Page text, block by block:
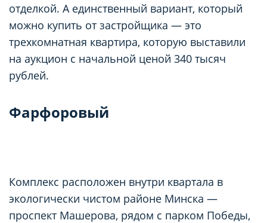
отделкой. А единственный вариант, который
можно купить от застройщика — это
трехкомнатная квартира, которую выставили
на аукцион с начальной ценой 340 тысяч
рублей.
Фарфоровый
Комплекс расположен внутри квартала в
экологически чистом районе Минска —
проспект Машерова, рядом с парком Победы,